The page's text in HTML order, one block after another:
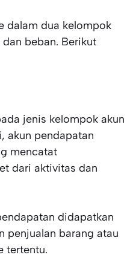
dalam dua kelompok
beban. Berikut
jenis kelompok akun
akun pendapatan
mencatat
dari aktivitas dan
didapatkan
penjualan barang atau
tertentu.